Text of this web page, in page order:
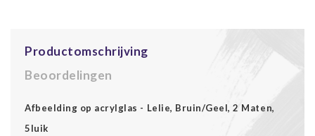
Productomschrijving
Beoordelingen
Afbeelding op acrylglas - Lelie, Bruin/Geel, 2 Maten,
5luik